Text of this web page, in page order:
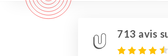
713 avis